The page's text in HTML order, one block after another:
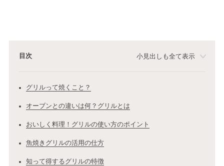
目次 小見出しも全て表示
グリルって焼くこと？
オーブンとの違いは何？グリルとは
おいしく料理！グリルの使い方のポイント
魚焼きグリルの活用の仕方
知って得するグリルの特徴